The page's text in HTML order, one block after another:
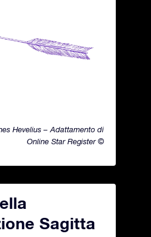
Hevelius – Adattamento di
Online Star Register ©
Sagitta